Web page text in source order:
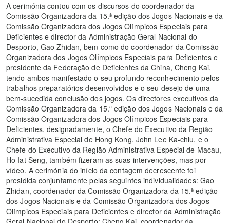
A cerimónia contou com os discursos do coordenador da
Comissão Organizadora da 15.ª edição dos Jogos Nacionais e da
Comissão Organizadora dos Jogos Olímpicos Especiais para
Deficientes e director da Administração Geral Nacional do
Desporto, Gao Zhidan, bem como do coordenador da Comissão
Organizadora dos Jogos Olímpicos Especiais para Deficientes e
presidente da Federação de Deficientes da China, Cheng Kai,
tendo ambos manifestado o seu profundo reconhecimento pelos
trabalhos preparatórios desenvolvidos e o seu desejo de uma
bem-sucedida conclusão dos jogos. Os directores executivos da
Comissão Organizadora da 15.ª edição dos Jogos Nacionais e da
Comissão Organizadora dos Jogos Olímpicos Especiais para
Deficientes, designadamente, o Chefe do Executivo da Região
Administrativa Especial de Hong Kong, John Lee Ka-chiu, e o
Chefe do Executivo da Região Administrativa Especial de Macau,
Ho Iat Seng, também fizeram as suas intervenções, mas por
vídeo. A cerimónia do início da contagem decrescente foi
presidida conjuntamente pelas seguintes individualidades: Gao
Zhidan, coordenador da Comissão Organizadora da 15.ª edição
dos Jogos Nacionais e da Comissão Organizadora dos Jogos
Olímpicos Especiais para Deficientes e director da Administração